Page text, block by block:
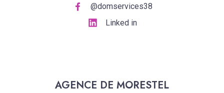
@domservices38
Linked in
AGENCE DE MORESTEL